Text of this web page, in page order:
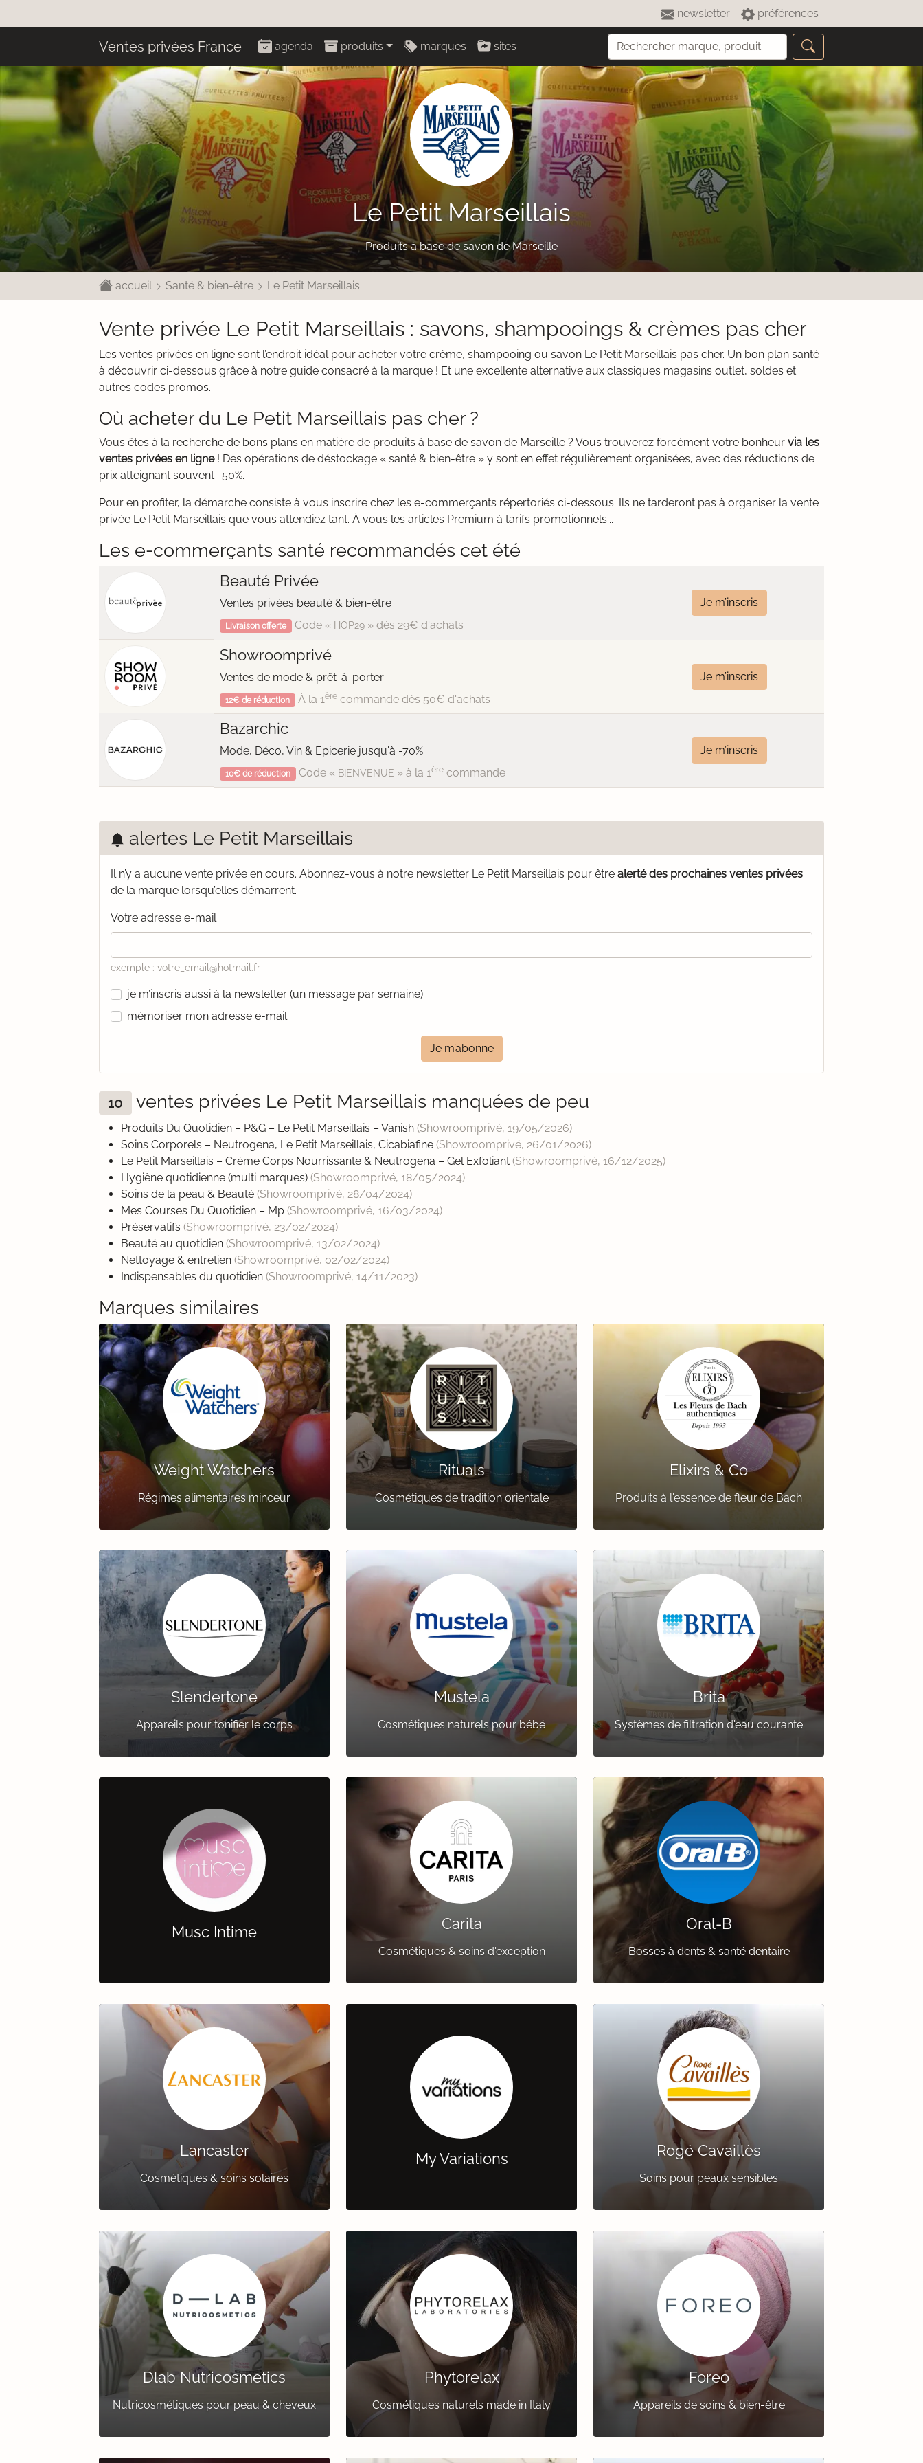
newsletter préférences
Ventes privées France agenda produits marques sites
Le Petit Marseillais
Produits à base de savon de Marseille
accueil Santé & bien-être Le Petit Marseillais
Vente privée Le Petit Marseillais : savons, shampooings & crèmes pas cher
Les ventes privées en ligne sont l’endroit idéal pour acheter votre crème, shampooing ou savon Le Petit Marseillais pas cher. Un bon plan santé
à découvrir ci-dessous grâce à notre guide consacré à la marque ! Et une excellente alternative aux classiques magasins outlet, soldes et
autres codes promos...
Où acheter du Le Petit Marseillais pas cher ?
Vous êtes à la recherche de bons plans en matière de produits à base de savon de Marseille ? Vous trouverez forcément votre bonheur via les
ventes privées en ligne! Des opérations de déstockage « santé & bien-être » y sont en effet régulièrement organisées, avec des réductions de
prix atteignant souvent -50%.
Pour en profiter, la démarche consiste à vous inscrire chez les e-commerçants répertoriés ci-dessous. Ils ne tarderont pas à organiser la vente
privée Le Petit Marseillais que vous attendiez tant. À vous les articles Premium à tarifs promotionnels...
Les e-commerçants santé recommandés cet été
Beauté Privée
Ventes privées beauté & bien-être
Livraison offerte Code « HOP29» dès 29€ d'achats
Je m’inscris
Showroomprivé
Ventes de mode & prêt-à-porter
12€ de réduction À la 1èrecommande dès 50€ d'achats
Je m’inscris
Bazarchic
Mode, Déco, Vin & Epicerie jusqu'à -70%
10€ de réduction Code « BIENVENUE » à la 1èrecommande
Je m’inscris
alertes Le Petit Marseillais
Il n’y a aucune vente privée en cours. Abonnez-vous à notre newsletter Le Petit Marseillais pour être alerté des prochaines ventes privées
de la marque lorsqu’elles démarrent.
Votre adresse e-mail :
exemple : votre_email@hotmail.fr
je m’inscris aussi à la newsletter (un message par semaine)
mémoriser mon adresse e-mail
Je m’abonne
10 ventes privées Le Petit Marseillais manquées de peu
Produits Du Quotidien – P&G – Le Petit Marseillais – Vanish (Showroomprivé, 19/05/2026)
Soins Corporels – Neutrogena, Le Petit Marseillais, Cicabiafine (Showroomprivé, 26/01/2026)
Le Petit Marseillais – Crème Corps Nourrissante & Neutrogena – Gel Exfoliant (Showroomprivé, 16/12/2025)
Hygiène quotidienne (multi marques) (Showroomprivé, 18/05/2024)
Soins de la peau & Beauté (Showroomprivé, 28/04/2024)
Mes Courses Du Quotidien – Mp (Showroomprivé, 16/03/2024)
Préservatifs (Showroomprivé, 23/02/2024)
Beauté au quotidien (Showroomprivé, 13/02/2024)
Nettoyage & entretien (Showroomprivé, 02/02/2024)
Indispensables du quotidien (Showroomprivé, 14/11/2023)
Marques similaires
Weight Watchers
Régimes alimentaires minceur
Rituals
Cosmétiques de tradition orientale
Elixirs & Co
Produits à l'essence de fleur de Bach
Slendertone
Appareils pour tonifier le corps
Mustela
Cosmétiques naturels pour bébé
Brita
Systèmes de filtration d'eau courante
Musc Intime Carita
Cosmétiques & soins d'exception
Oral-B
Bosses à dents & santé dentaire
Lancaster
Cosmétiques & soins solaires
My Variations Rogé Cavaillès
Soins pour peaux sensibles
Dlab Nutricosmetics
Nutricosmétiques pour peau & cheveux
Phytorelax
Cosmétiques naturels made in Italy
Foreo
Appareils de soins & bien-être